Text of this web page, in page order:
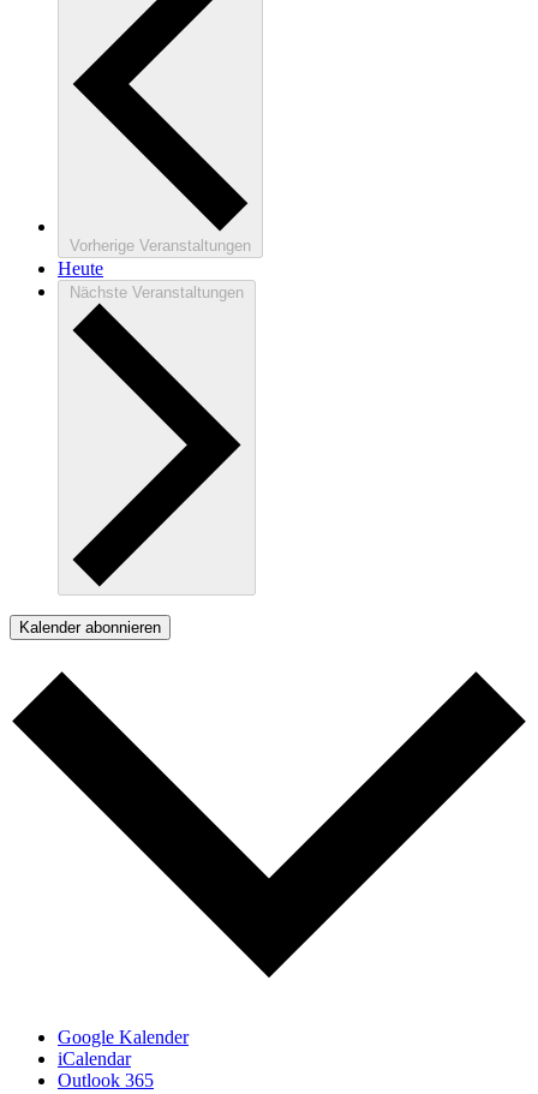
Vorherige Veranstaltungen
Heute
Nächste Veranstaltungen
Kalender abonnieren
Google Kalender
iCalendar
Outlook 365